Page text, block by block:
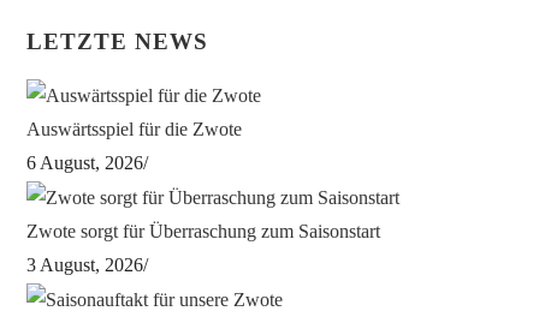
LETZTE NEWS
Auswärtsspiel für die Zwote
6 August, 2026/
Zwote sorgt für Überraschung zum Saisonstart
3 August, 2026/